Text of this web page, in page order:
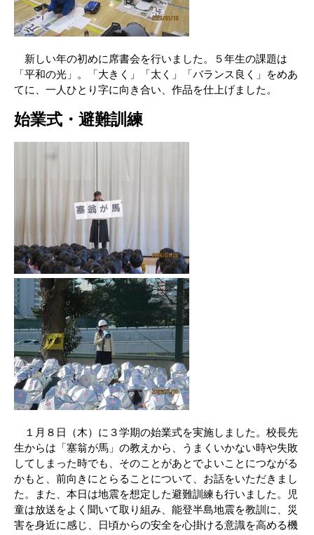
新しい年の初めに席書会を行いました。５年生の課題は
「平和の光」。「大きく」「太く」「バランス良く」をめあ
てに、一人ひとり字に向き合い、作品を仕上げました。
始業式・避難訓練
１月８日（木）に３学期の始業式を実施しました。校長先
生からは「塞翁が馬」の教えから、うまくいかない時や失敗
してしまった時でも、そのことがあとでよいことにつながる
かもと、前向きにとらることについて、お話をいただきまし
た。また、本日は地震を想定した避難訓練も行いました。児
童は放送をよく聞いて取り組み、能登半島地震を教訓に、災
害を身近に感じ、日頃からの安全を心掛ける意識を高める機